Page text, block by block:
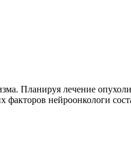
Планируя лечение
факторов нейроонкологи